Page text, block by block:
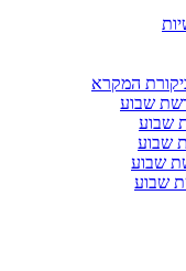
המקרא
שבוע
שבוע
שבוע
שבוע
שבוע